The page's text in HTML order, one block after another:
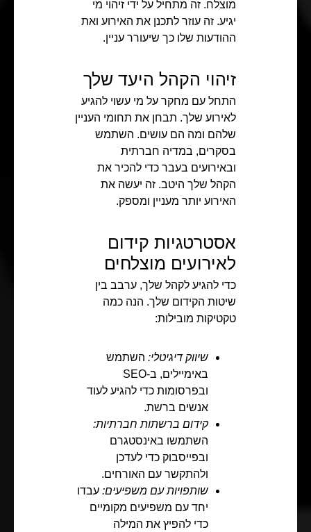
מוצלח. זה מתחיל על ידי זיהוי מי
יגיע. זה עוזר לתכנן את האירוע ואת
ההודעות שלו כך שיעורר עניין.
זיהוי הקהל היעד שלך
התחל עם מחקר על מי עשוי להגיע
לאירוע שלך. תבחן את תחומי העניין
שלהם ומה הם עושים. השתמש
בסקרים, במדיה חברתית
ובאירועים בעבר כדי להכיר את
הקהל שלך היטב. זה יעשה את
האירוע יותר מעניין ומספק.
אסטרטגיות קידום
לאירועים מוצלחים
כדי להגיע לקהל שלך, ערבב בין
שיטות הקידום שלך. הנה כמה
טקטיקות מובילות:
שיווק דיגיטלי: השתמש
באימיילים, ב-SEO
ובפרסומות כדי להגיע לעוד
אנשים ברשת.
קידום ברשתות חברתיות:
השתמשו באינסטגרם
ובפייסבוק כדי לעדכן
ולהתקשר עם האורחים.
שותפויות עם משפיעים: עבדו
יחד עם משפיעים מקומיים
כדי להפיץ את המילה